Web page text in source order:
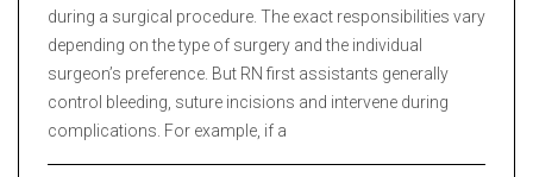
during a surgical procedure. The exact responsibilities vary
depending on the type of surgery and the individual
surgeon’s preference. But RN first assistants generally
control bleeding, suture incisions and intervene during
complications. For example, if a